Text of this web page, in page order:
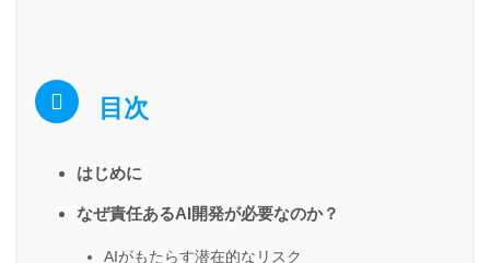
目次
はじめに
なぜ責任あるAI開発が必要なのか？
AIがもたらす潜在的なリスク